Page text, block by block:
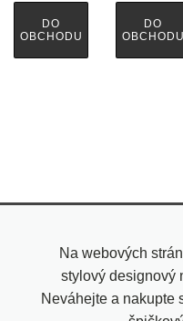
DO
OBCHODU
DO
OBCHODU
Na webových
stylový designový
Neváhejte a nakupte